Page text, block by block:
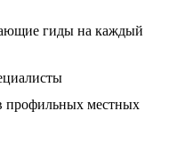
гиды на каждый
профильных местных